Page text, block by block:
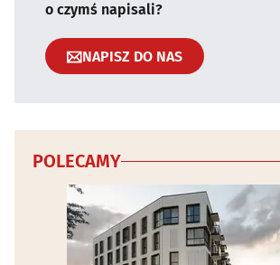
o czymś napisali?
NAPISZ DO NAS
POLECAMY